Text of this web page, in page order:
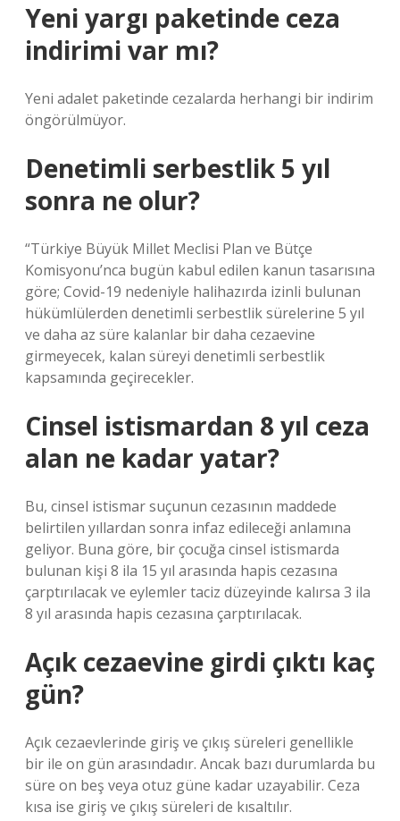
Yeni yargı paketinde ceza
indirimi var mı?
Yeni adalet paketinde cezalarda herhangi bir indirim
öngörülmüyor.
Denetimli serbestlik 5 yıl
sonra ne olur?
“Türkiye Büyük Millet Meclisi Plan ve Bütçe
Komisyonu’nca bugün kabul edilen kanun tasarısına
göre; Covid-19 nedeniyle halihazırda izinli bulunan
hükümlülerden denetimli serbestlik sürelerine 5 yıl
ve daha az süre kalanlar bir daha cezaevine
girmeyecek, kalan süreyi denetimli serbestlik
kapsamında geçirecekler.
Cinsel istismardan 8 yıl ceza
alan ne kadar yatar?
Bu, cinsel istismar suçunun cezasının maddede
belirtilen yıllardan sonra infaz edileceği anlamına
geliyor. Buna göre, bir çocuğa cinsel istismarda
bulunan kişi 8 ila 15 yıl arasında hapis cezasına
çarptırılacak ve eylemler taciz düzeyinde kalırsa 3 ila
8 yıl arasında hapis cezasına çarptırılacak.
Açık cezaevine girdi çıktı kaç
gün?
Açık cezaevlerinde giriş ve çıkış süreleri genellikle
bir ile on gün arasındadır. Ancak bazı durumlarda bu
süre on beş veya otuz güne kadar uzayabilir. Ceza
kısa ise giriş ve çıkış süreleri de kısaltılır.